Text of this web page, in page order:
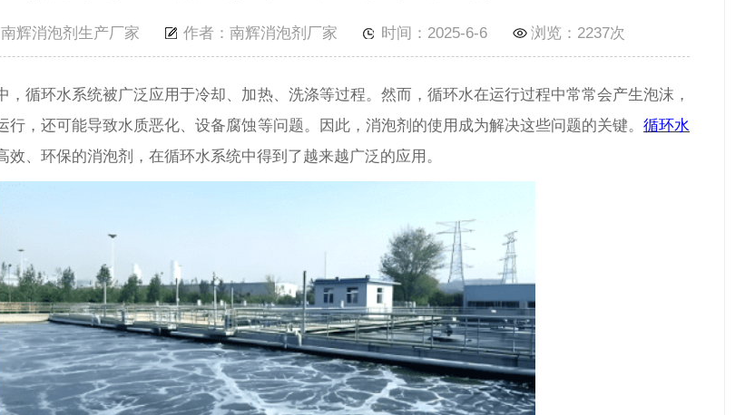
辉消泡剂生产厂家 作者：南辉消泡剂厂家 时间：2025-6-6 浏览： 2237次
，循环水系统被广泛应用于冷却、加热、洗涤等过程。然而，循环水在运行过程中常常会产生泡沫，
行，还可能导致水质恶化、设备腐蚀等问题。因此，消泡剂的使用成为解决这些问题的关键。 循环水
效、环保的消泡剂，在循环水系统中得到了越来越广泛的应用。